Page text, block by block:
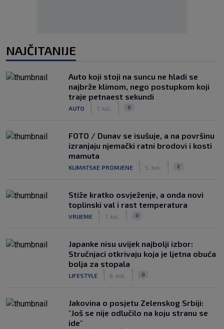
NAJČITANIJE
Auto koji stoji na suncu ne hladi se
najbrže klimom, nego postupkom koji
traje petnaest sekundi
AUTO 7. kol. 0
FOTO / Dunav se isušuje, a na površinu
izranjaju njemački ratni brodovi i kosti
mamuta
KLIMATSKE PROMJENE 5. kol. 2
Stiže kratko osvježenje, a onda novi
toplinski val i rast temperatura
VRIJEME 7. kol. 0
Japanke nisu uvijek najbolji izbor:
Stručnjaci otkrivaju koja je ljetna obuća
bolja za stopala
LIFESTYLE 6. kol. 0
Jakovina o posjetu Zelenskog Srbiji:
"Još se nije odlučilo na koju stranu se
ide"